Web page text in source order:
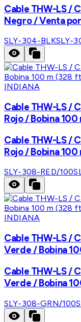
Cable THW-LS /
Negro / Venta
SLY-304-BLKSLY-
INDIANA
Cable THW-LS /
Rojo / Bobina
Cable THW-LS /
Rojo / Bobina
SLY-308-RED/100
INDIANA
Cable THW-LS /
Verde / Bobina
Cable THW-LS /
Verde / Bobina
SLY-308-GRN/100